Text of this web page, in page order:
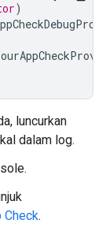
)
luncurkan
dalam log.
Check.